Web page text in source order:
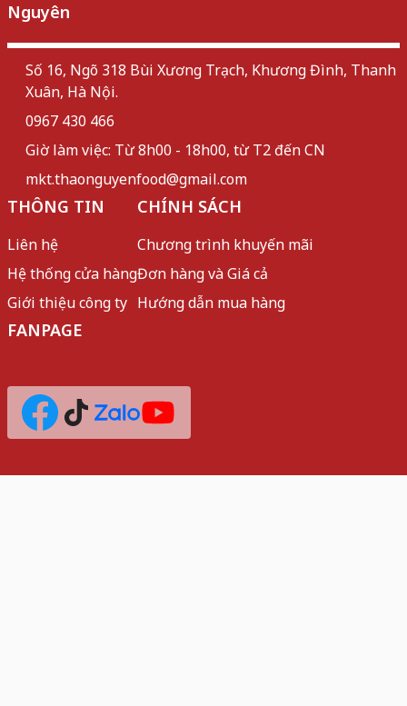
Nguyên
Số 16, Ngõ 318 Bùi Xương Trạch, Khương Đình, Thanh
Xuân, Hà Nội.
0967 430 466
Giờ làm việc: Từ 8h00 - 18h00, từ T2 đến CN
mkt.thaonguyenfood@gmail.com
THÔNG TIN
Liên hệ
Hệ thống cửa hàng
Giới thiệu công ty
CHÍNH SÁCH
Chương trình khuyến mãi
Đơn hàng và Giá cả
Hướng dẫn mua hàng
FANPAGE